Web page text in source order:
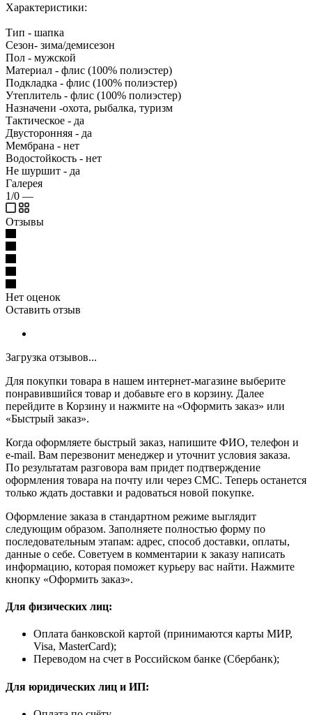
Характеристики:
Тип - шапка
Сезон- зима/демисезон
Пол - мужской
Материал - флис (100% полиэстер)
Подкладка - флис (100% полиэстер)
Утеплитель - флис (100% полиэстер)
Назначени -охота, рыбалка, туризм
Тактическое - да
Двусторонняя - да
Мембрана - нет
Водостойкость - нет
Не шуршит - да
Галерея
1/0 —
Отзывы
Нет оценок
Оставить отзыв
Загрузка отзывов...
Для покупки товара в нашем интернет-магазине выберите
понравившийся товар и добавьте его в корзину. Далее
перейдите в Корзину и нажмите на «Оформить заказ» или
«Быстрый заказ».
Когда оформляете быстрый заказ, напишите ФИО, телефон и
e-mail. Вам перезвонит менеджер и уточнит условия заказа.
По результатам разговора вам придет подтверждение
оформления товара на почту или через СМС. Теперь останется
только ждать доставки и радоваться новой покупке.
Оформление заказа в стандартном режиме выглядит
следующим образом. Заполняете полностью форму по
последовательным этапам: адрес, способ доставки, оплаты,
данные о себе. Советуем в комментарии к заказу написать
информацию, которая поможет курьеру вас найти. Нажмите
кнопку «Оформить заказ».
Для физических лиц:
Оплата банковской картой (принимаются карты МИР,
Visa, MasterCard);
Переводом на счет в Российском банке (Сбербанк);
Для юридических лиц и ИП: